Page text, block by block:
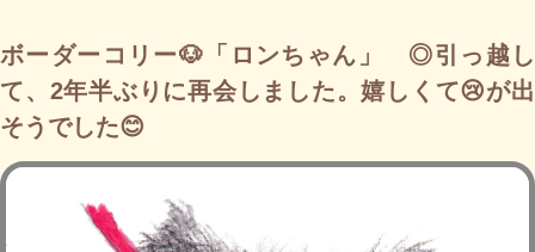
ボーダーコリー🐶「ロンちゃん」 ◎引っ越し
て、2年半ぶりに再会しました。嬉しくて😢が出
そうでした😊